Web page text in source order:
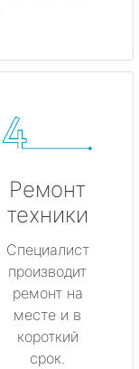
Ремонт
техники
Специалист
производит
ремонт на
месте и в
короткий
срок.